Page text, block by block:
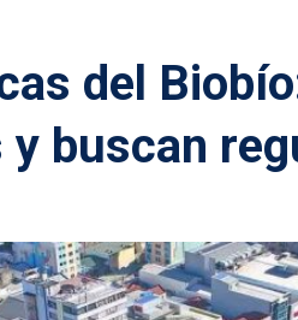
del
buscan